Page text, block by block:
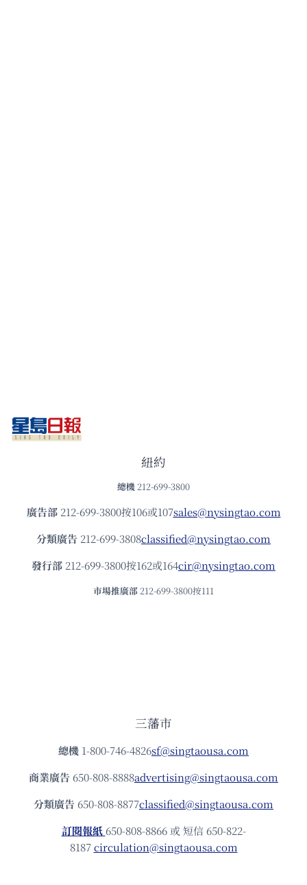
紐約
總機 212-699-3800
廣告部212-699-3800按106或107sales@nysingtao.com
分類廣告 212-699-3808classified@nysingtao.com
發⾏部 212-699-3800按162或164cir@nysingtao.com
市場推廣部 212-699-3800按111
三藩市
總機 1-800-746-4826sf@singtaousa.com
商業廣告 650-808-8888advertising@singtaousa.com
分類廣告 650-808-8877classified@singtaousa.com
訂閱報紙 650-808-8866 或 短信 650-822-
8187circulation@singtaousa.com